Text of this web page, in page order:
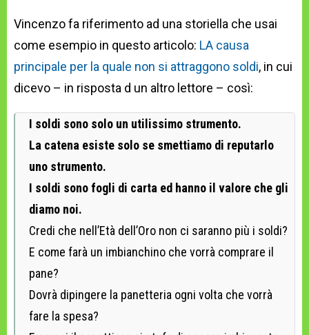
Vincenzo fa riferimento ad una storiella che usai
come esempio in questo articolo: LA causa
principale per la quale non si attraggono soldi, in cui
dicevo – in risposta d un altro lettore – così:
I soldi sono solo un utilissimo strumento.
La catena esiste solo se smettiamo di reputarlo
uno strumento.
I soldi sono fogli di carta ed hanno il valore che gli
diamo noi.
Credi che nell’Età dell’Oro non ci saranno più i soldi?
E come farà un imbianchino che vorrà comprare il
pane?
Dovrà dipingere la panetteria ogni volta che vorrà
fare la spesa?